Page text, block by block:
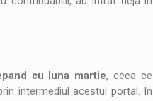
cu luna martie, ceea ce
intermediul acestui portal. In